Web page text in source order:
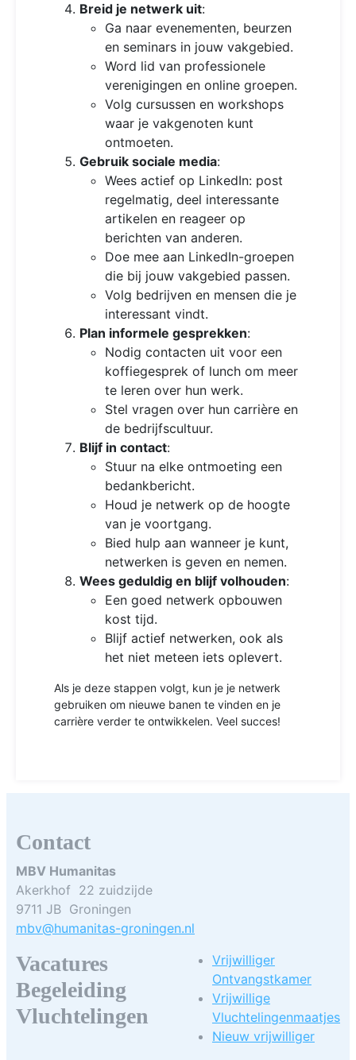
Breid je netwerk uit:
Ga naar evenementen, beurzen
en seminars in jouw vakgebied.
Word lid van professionele
verenigingen en online groepen.
Volg cursussen en workshops
waar je vakgenoten kunt
ontmoeten.
Gebruik sociale media:
Wees actief op LinkedIn: post
regelmatig, deel interessante
artikelen en reageer op
berichten van anderen.
Doe mee aan LinkedIn-groepen
die bij jouw vakgebied passen.
Volg bedrijven en mensen die je
interessant vindt.
Plan informele gesprekken:
Nodig contacten uit voor een
koffiegesprek of lunch om meer
te leren over hun werk.
Stel vragen over hun carrière en
de bedrijfscultuur.
Blijf in contact:
Stuur na elke ontmoeting een
bedankbericht.
Houd je netwerk op de hoogte
van je voortgang.
Bied hulp aan wanneer je kunt,
netwerken is geven en nemen.
Wees geduldig en blijf volhouden:
Een goed netwerk opbouwen
kost tijd.
Blijf actief netwerken, ook als
het niet meteen iets oplevert.
Als je deze stappen volgt, kun je je netwerk
gebruiken om nieuwe banen te vinden en je
carrière verder te ontwikkelen. Veel succes!
Contact
MBV Humanitas
Akerkhof 22 zuidzijde
9711 JB Groningen
mbv@humanitas-groningen.nl
Vacatures
Begeleiding
Vluchtelingen
Vrijwilliger
Ontvangstkamer
Vrijwillige
Vluchtelingenmaatjes
Nieuw vrijwilliger